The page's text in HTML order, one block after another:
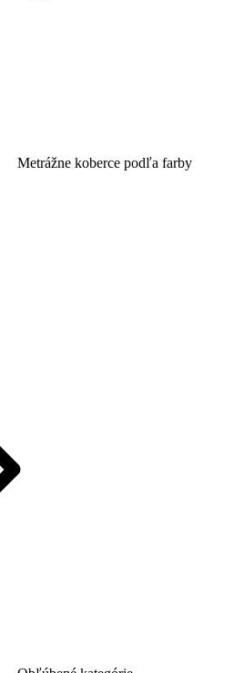
Metrážne koberce podľa farby